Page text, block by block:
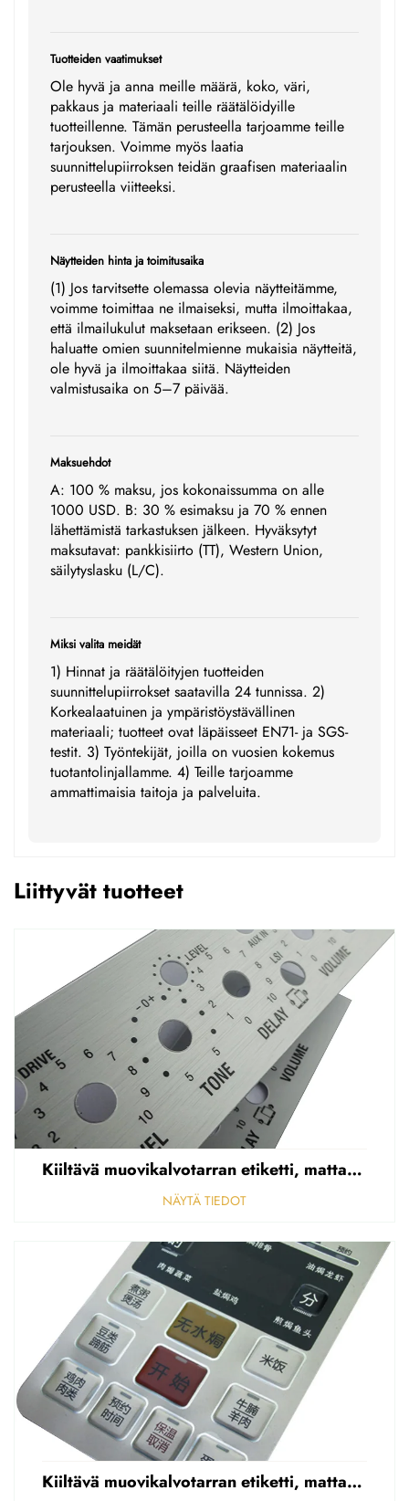
Tuotteiden vaatimukset
Ole hyvä ja anna meille määrä, koko, väri,
pakkaus ja materiaali teille räätälöidyille
tuotteillenne. Tämän perusteella tarjoamme teille
tarjouksen. Voimme myös laatia
suunnittelupiirroksen teidän graafisen materiaalin
perusteella viitteeksi.
Näytteiden hinta ja toimitusaika
(1) Jos tarvitsette olemassa olevia näytteitämme,
voimme toimittaa ne ilmaiseksi, mutta ilmoittakaa,
että ilmailukulut maksetaan erikseen. (2) Jos
haluatte omien suunnitelmienne mukaisia näytteitä,
ole hyvä ja ilmoittakaa siitä. Näytteiden
valmistusaika on 5–7 päivää.
Maksuehdot
A: 100 % maksu, jos kokonaissumma on alle
1000 USD. B: 30 % esimaksu ja 70 % ennen
lähettämistä tarkastuksen jälkeen. Hyväksytyt
maksutavat: pankkisiirto (TT), Western Union,
säilytyslasku (L/C).
Miksi valita meidät
1) Hinnat ja räätälöityjen tuotteiden
suunnittelupiirrokset saatavilla 24 tunnissa. 2)
Korkealaatuinen ja ympäristöystävällinen
materiaali; tuotteet ovat läpäisseet EN71- ja SGS-
testit. 3) Työntekijät, joilla on vuosien kokemus
tuotantolinjallamme. 4) Teille tarjoamme
ammattimaisia taitoja ja palveluita.
Liittyvät tuotteet
Kiiltävä muovikalvotarran etiketti, mattapintainen etupaneelin tarran etiketti, korostettu polycarbonaattipäällys
NÄYTÄ TIEDOT
Kiiltävä muovikalvotarran etiketti, mattapintainen etupaneelin tarran etiketti, korostettu polycarbonaattipäällys